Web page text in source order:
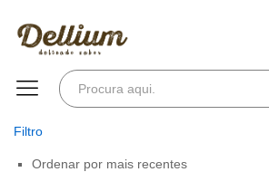
Filtro
Ordenar por mais recentes